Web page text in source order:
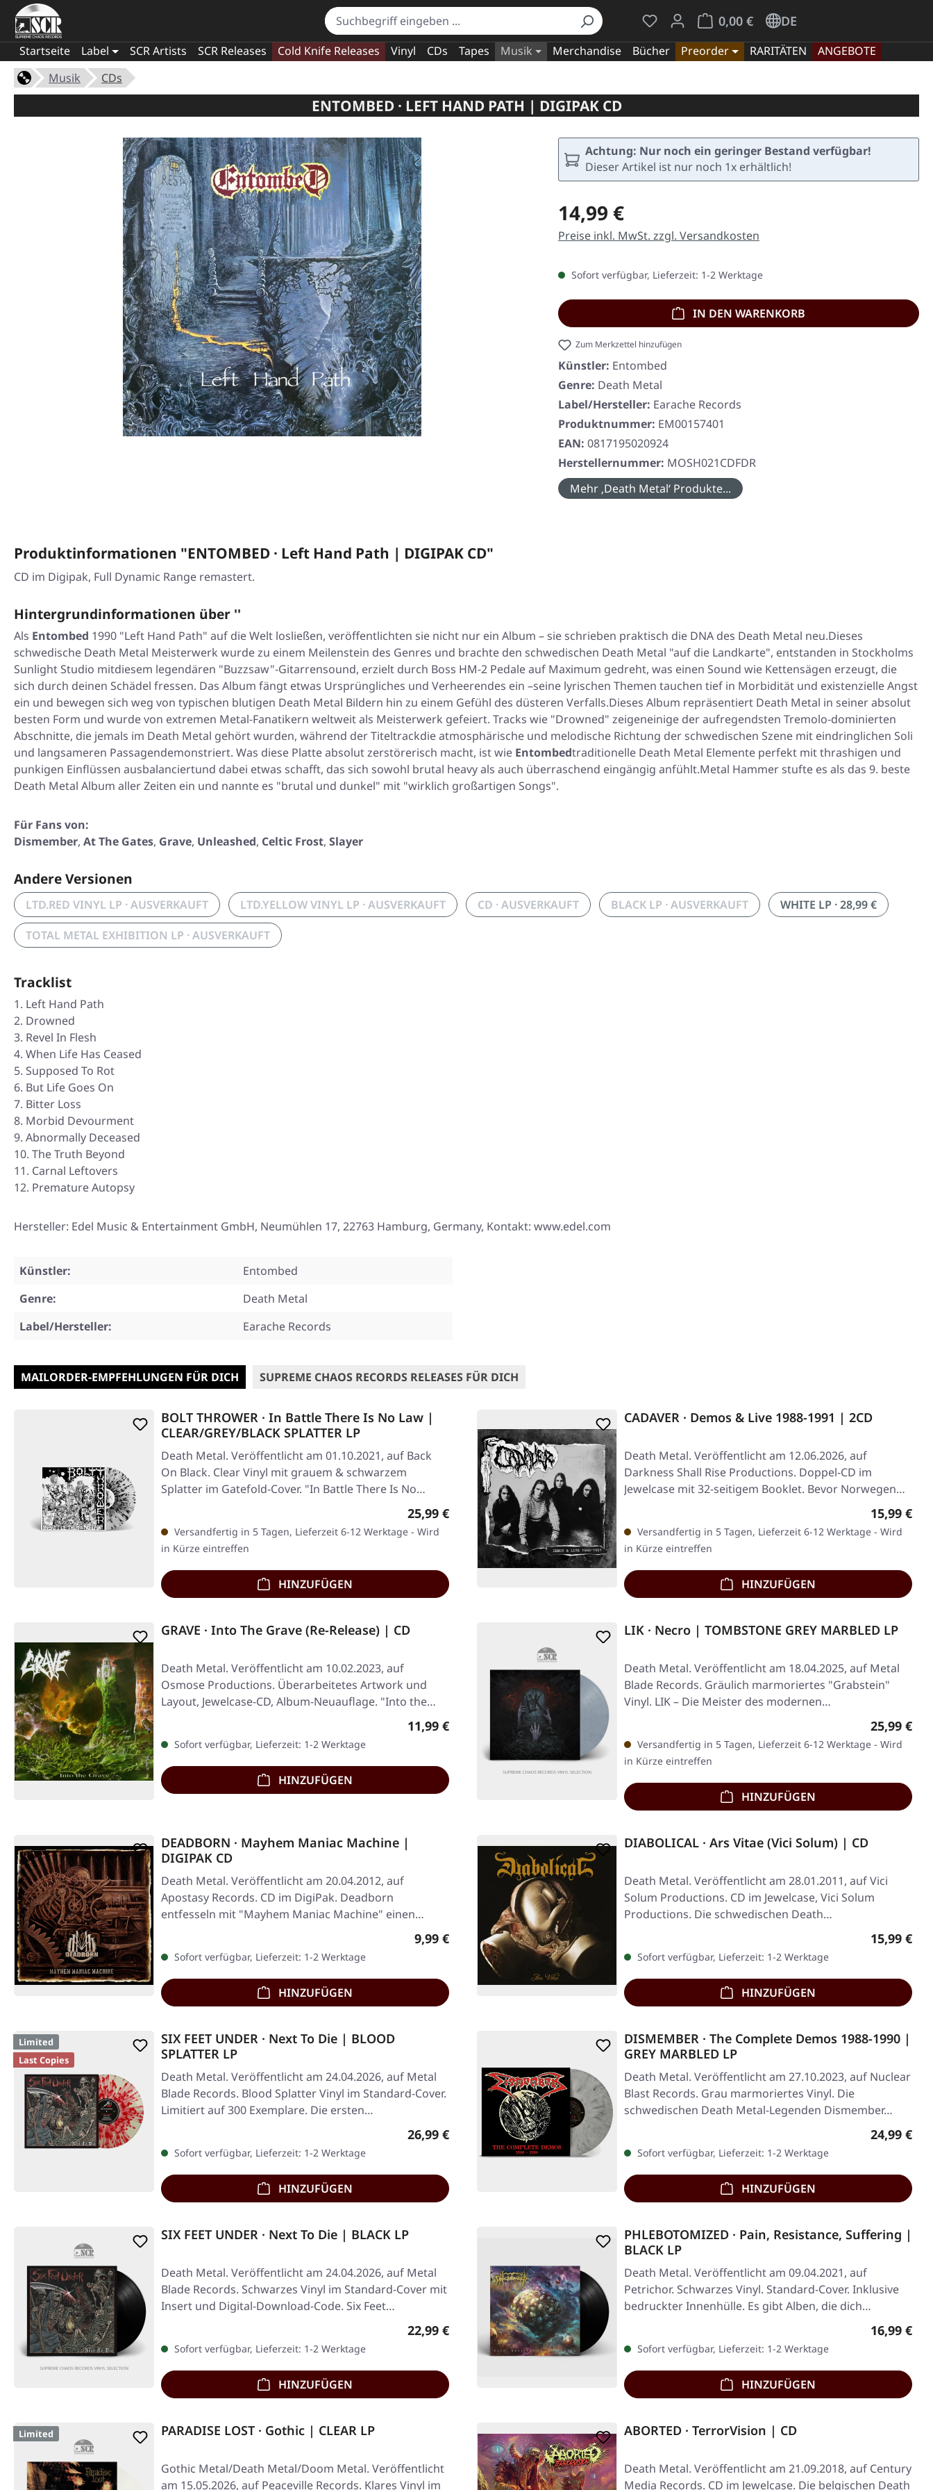
Du hast 0 Produkte auf dem Merkzettel
0,00 €
Warenkorb enthält 0 Positionen. Der
DE
Startseite Label SCR Artists SCR Releases Cold Knife Releases Vinyl CDs Tapes Musik Merchandise Bücher Preorder RARITÄTEN
ANGEBOTE
Musik
CDs
ENTOMBED · LEFT HAND PATH | DIGIPAK CD
Achtung: Nur noch ein geringer Bestand verfügbar!
Dieser Artikel ist nur noch 1x erhältlich!
Regulärer Preis:
14,99 €
Preise inkl. MwSt. zzgl. Versandkosten
Sofort verfügbar, Lieferzeit: 1-2 Werktage
IN DEN WARENKORB
Zum Merkzettel hinzufügen
Künstler: Entombed
Genre: Death Metal
Label/Hersteller: Earache Records
Produktnummer: EM00157401
EAN: 0817195020924
Herstellernummer: MOSH021CDFDR
Mehr ‚Death Metal‘ Produkte...
Produktinformationen "ENTOMBED · Left Hand Path | DIGIPAK CD"
CD im Digipak, Full Dynamic Range remastert.
Hintergrundinformationen über ''
Als Entombed 1990 "Left Hand Path" auf die Welt losließen, veröffentlichten sie nicht nur ein Album – sie schrieben praktisch die DNA des Death Metal neu.Dieses
schwedische Death Metal Meisterwerk wurde zu einem Meilenstein des Genres und brachte den schwedischen Death Metal "auf die Landkarte", entstanden in Stockholms
Sunlight Studio mitdiesem legendären "Buzzsaw"-Gitarrensound, erzielt durch Boss HM-2 Pedale auf Maximum gedreht, was einen Sound wie Kettensägen erzeugt, die
sich durch deinen Schädel fressen. Das Album fängt etwas Ursprüngliches und Verheerendes ein –seine lyrischen Themen tauchen tief in Morbidität und existenzielle Angst
ein und bewegen sich weg von typischen blutigen Death Metal Bildern hin zu einem Gefühl des düsteren Verfalls.Dieses Album repräsentiert Death Metal in seiner absolut
besten Form und wurde von extremen Metal-Fanatikern weltweit als Meisterwerk gefeiert. Tracks wie "Drowned" zeigeneinige der aufregendsten Tremolo-dominierten
Abschnitte, die jemals im Death Metal gehört wurden, während der Titeltrackdie atmosphärische und melodische Richtung der schwedischen Szene mit eindringlichen Soli
und langsameren Passagendemonstriert. Was diese Platte absolut zerstörerisch macht, ist wie Entombedtraditionelle Death Metal Elemente perfekt mit thrashigen und
punkigen Einflüssen ausbalanciertund dabei etwas schafft, das sich sowohl brutal heavy als auch überraschend eingängig anfühlt.Metal Hammer stufte es als das 9. beste
Death Metal Album aller Zeiten ein und nannte es "brutal und dunkel" mit "wirklich großartigen Songs".
Für Fans von:
Dismember, At The Gates, Grave, Unleashed, Celtic Frost, Slayer
Andere Versionen
LTD.RED VINYL LP · AUSVERKAUFT LTD.YELLOW VINYL LP · AUSVERKAUFT CD · AUSVERKAUFT BLACK LP · AUSVERKAUFT
WHITE LP · 28,99 €
TOTAL METAL EXHIBITION LP · AUSVERKAUFT
Tracklist
Left Hand Path
Drowned
Revel In Flesh
When Life Has Ceased
Supposed To Rot
But Life Goes On
Bitter Loss
Morbid Devourment
Abnormally Deceased
The Truth Beyond
Carnal Leftovers
Premature Autopsy
Hersteller: Edel Music & Entertainment GmbH, Neumühlen 17, 22763 Hamburg, Germany, Kontakt: www.edel.com
Künstler:
Entombed
Genre:
Death Metal
Label/Hersteller:
Earache Records
MAILORDER-EMPFEHLUNGEN FÜR DICH SUPREME CHAOS RECORDS RELEASES FÜR DICH
BOLT THROWER · In Battle There Is No Law |
CLEAR/GREY/BLACK SPLATTER LP
Death Metal. Veröffentlicht am 01.10.2021, auf Back
On Black. Clear Vinyl mit grauem & schwarzem
Splatter im Gatefold-Cover. "In Battle There Is No…
Regulärer Preis:
25,99 €
Versandfertig in 5 Tagen, Lieferzeit 6-12 Werktage - Wird
in Kürze eintreffen
HINZUFÜGEN
CADAVER · Demos & Live 1988-1991 | 2CD
Death Metal. Veröffentlicht am 12.06.2026, auf
Darkness Shall Rise Productions. Doppel-CD im
Jewelcase mit 32-seitigem Booklet. Bevor Norwegen
Regulärer
15,99 €
Versandfertig in 5 Tagen, Lieferzeit 6-12 Werktage - Wird
in Kürze eintreffen
HINZUFÜGEN
GRAVE · Into The Grave (Re-Release) | CD
Death Metal. Veröffentlicht am 10.02.2023, auf
Osmose Productions. Überarbeitetes Artwork und
Layout, Jewelcase-CD, Album-Neuauflage. "Into the…
Regulärer Preis:
11,99 €
Sofort verfügbar, Lieferzeit: 1-2 Werktage
HINZUFÜGEN
LIK · Necro | TOMBSTONE GREY MARBLED LP
Death Metal. Veröffentlicht am 18.04.2025, auf Metal
Blade Records. Gräulich marmoriertes "Grabstein"
Vinyl. LIK – Die Meister des modernen…
Regulärer
25,99 €
Versandfertig in 5 Tagen, Lieferzeit 6-12 Werktage - Wird
in Kürze eintreffen
HINZUFÜGEN
DEADBORN · Mayhem Maniac Machine |
DIGIPAK CD
Death Metal. Veröffentlicht am 20.04.2012, auf
Apostasy Records. CD im DigiPak. Deadborn
entfesseln mit "Mayhem Maniac Machine" einen
Regulärer Preis:
9,99 €
Sofort verfügbar, Lieferzeit: 1-2 Werktage
HINZUFÜGEN
DIABOLICAL · Ars Vitae (Vici Solum) | CD
Death Metal. Veröffentlicht am 28.01.2011, auf Vici
Solum Productions. CD im Jewelcase, Vici Solum
Productions. Die schwedischen Death…
Regulärer
15,99 €
Sofort verfügbar, Lieferzeit: 1-2 Werktage
HINZUFÜGEN
Limited
Last Copies
SIX FEET UNDER · Next To Die | BLOOD
SPLATTER LP
Death Metal. Veröffentlicht am 24.04.2026, auf Metal
Blade Records. Blood Splatter Vinyl im Standard-Cover.
Limitiert auf 300 Exemplare. Die ersten…
Regulärer Preis:
26,99 €
Sofort verfügbar, Lieferzeit: 1-2 Werktage
HINZUFÜGEN
DISMEMBER · The Complete Demos 1988-1990 |
GREY MARBLED LP
Death Metal. Veröffentlicht am 27.10.2023, auf Nuclear
Blast Records. Grau marmoriertes Vinyl. Die
schwedischen Death Metal-Legenden Dismember…
Regulärer
24,99 €
Sofort verfügbar, Lieferzeit: 1-2 Werktage
HINZUFÜGEN
SIX FEET UNDER · Next To Die | BLACK LP
Death Metal. Veröffentlicht am 24.04.2026, auf Metal
Blade Records. Schwarzes Vinyl im Standard-Cover mit
Insert und Digital-Download-Code. Six Feet…
Regulärer Preis:
22,99 €
Sofort verfügbar, Lieferzeit: 1-2 Werktage
HINZUFÜGEN
PHLEBOTOMIZED · Pain, Resistance, Suffering |
BLACK LP
Death Metal. Veröffentlicht am 09.04.2021, auf
Petrichor. Schwarzes Vinyl. Standard-Cover. Inklusive
bedruckter Innenhülle. Es gibt Alben, die dich…
Regulärer
16,99 €
Sofort verfügbar, Lieferzeit: 1-2 Werktage
HINZUFÜGEN
Limited PARADISE LOST · Gothic | CLEAR LP
Gothic Metal/Death Metal/Doom Metal. Veröffentlicht
am 15.05.2026, auf Peaceville Records. Klares Vinyl im
ABORTED · TerrorVision | CD
Death Metal. Veröffentlicht am 21.09.2018, auf Century
Media Records. CD im Jewelcase. Die belgischen Death